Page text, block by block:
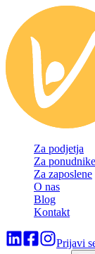
Za podjetja
Za ponudnike
Za zaposlene
O nas
Blog
Kontakt
Prijavi